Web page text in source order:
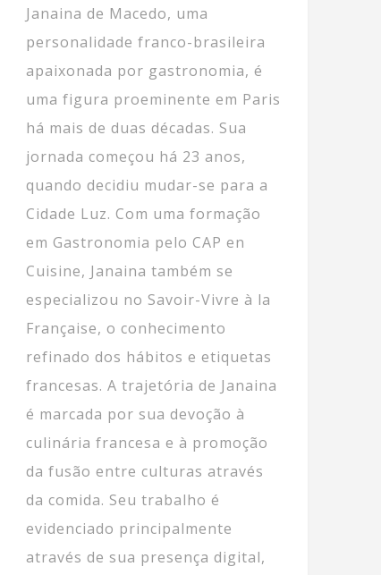
Janaina de Macedo, uma
personalidade franco-brasileira
apaixonada por gastronomia, é
uma figura proeminente em Paris
há mais de duas décadas. Sua
jornada começou há 23 anos,
quando decidiu mudar-se para a
Cidade Luz. Com uma formação
em Gastronomia pelo CAP en
Cuisine, Janaina também se
especializou no Savoir-Vivre à la
Française, o conhecimento
refinado dos hábitos e etiquetas
francesas. A trajetória de Janaina
é marcada por sua devoção à
culinária francesa e à promoção
da fusão entre culturas através
da comida. Seu trabalho é
evidenciado principalmente
através de sua presença digital,